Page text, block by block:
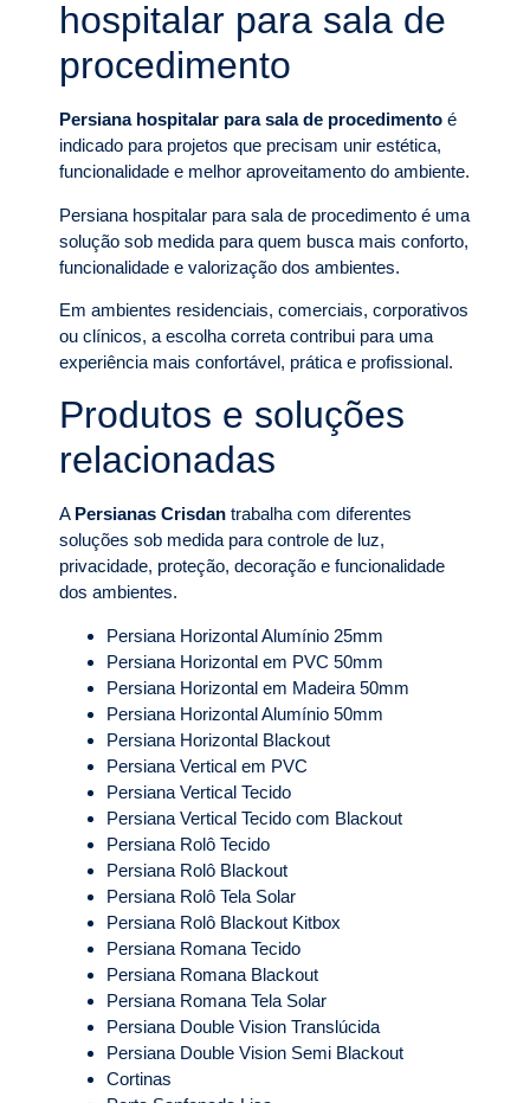
hospitalar para sala de
procedimento
Persiana hospitalar para sala de procedimento é
indicado para projetos que precisam unir estética,
funcionalidade e melhor aproveitamento do ambiente.
Persiana hospitalar para sala de procedimento é uma
solução sob medida para quem busca mais conforto,
funcionalidade e valorização dos ambientes.
Em ambientes residenciais, comerciais, corporativos
ou clínicos, a escolha correta contribui para uma
experiência mais confortável, prática e profissional.
Produtos e soluções
relacionadas
A Persianas Crisdan trabalha com diferentes
soluções sob medida para controle de luz,
privacidade, proteção, decoração e funcionalidade
dos ambientes.
Persiana Horizontal Alumínio 25mm
Persiana Horizontal em PVC 50mm
Persiana Horizontal em Madeira 50mm
Persiana Horizontal Alumínio 50mm
Persiana Horizontal Blackout
Persiana Vertical em PVC
Persiana Vertical Tecido
Persiana Vertical Tecido com Blackout
Persiana Rolô Tecido
Persiana Rolô Blackout
Persiana Rolô Tela Solar
Persiana Rolô Blackout Kitbox
Persiana Romana Tecido
Persiana Romana Blackout
Persiana Romana Tela Solar
Persiana Double Vision Translúcida
Persiana Double Vision Semi Blackout
Cortinas